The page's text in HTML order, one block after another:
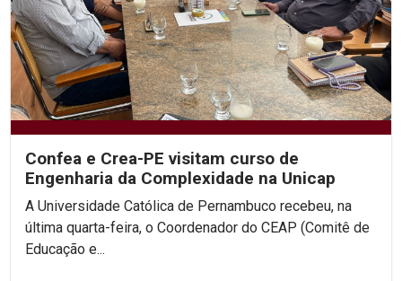
Confea e Crea-PE visitam curso de
Engenharia da Complexidade na Unicap
A Universidade Católica de Pernambuco recebeu, na
última quarta-feira, o Coordenador do CEAP (Comitê de
Educação e...